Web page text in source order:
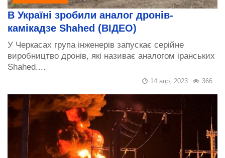
В Україні зробили аналог дронів-
камікадзе Shahed (ВІДЕО)
У Черкасах група інженерів запускає серійне
виробництво дронів, які називає аналогом іранських
Shahed....
366
14 апр, 2023